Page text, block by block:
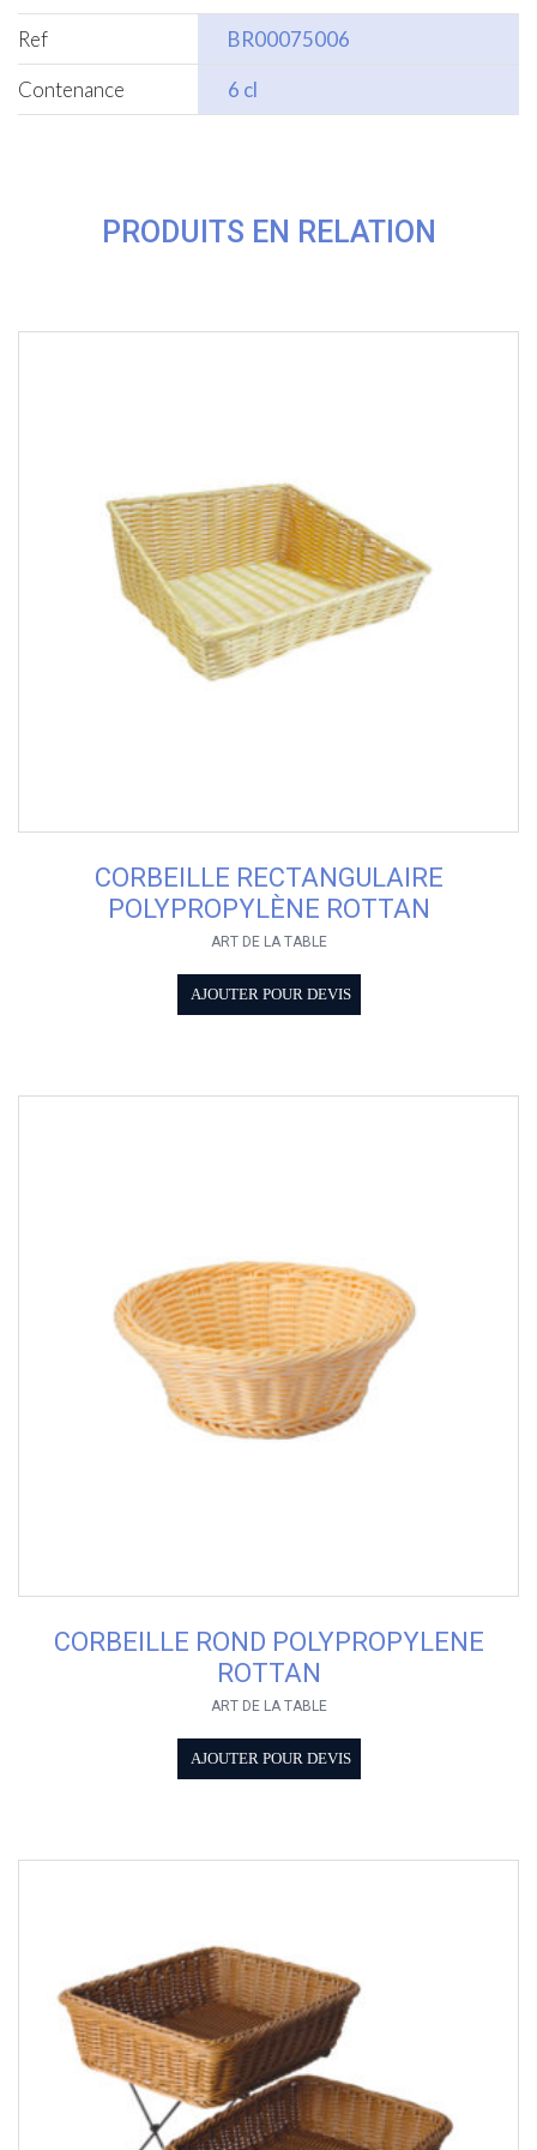
Ref
BR00075006
Contenance
6 cl
PRODUITS EN RELATION
CORBEILLE RECTANGULAIRE
POLYPROPYLÈNE ROTTAN
ART DE LA TABLE
AJOUTER POUR DEVIS
CORBEILLE ROND POLYPROPYLENE
ROTTAN
ART DE LA TABLE
AJOUTER POUR DEVIS